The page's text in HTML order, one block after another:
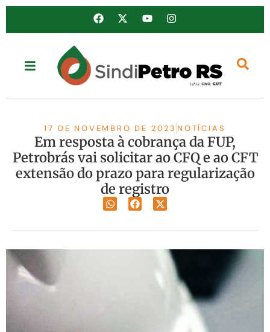
17 DE NOVEMBRO DE 2023 NOTÍCIAS
Em resposta à cobrança da FUP,
Petrobrás vai solicitar ao CFQ e ao CFT
extensão do prazo para regularização
de registro